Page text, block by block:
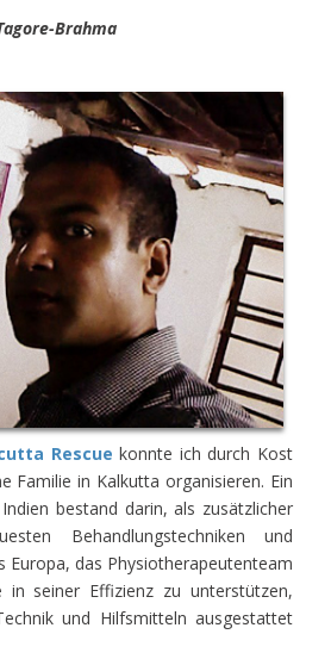
Brahma
Rescue konnte ich durch Kost
Familie in Kalkutta organisieren. Ein
bestand darin, als zusätzlicher
Behandlungstechniken und
Europa, das Physiotherapeutenteam
in seiner Effizienz zu unterstützen,
und Hilfsmitteln ausgestattet